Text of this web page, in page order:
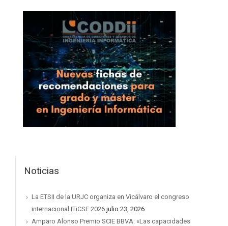
Noticias
La ETSII de la URJC organiza en Vicálvaro el congreso
internacional ITiCSE 2026 julio 23, 2026
Amparo Alonso Premio SCIE BBVA: «Las capacidades